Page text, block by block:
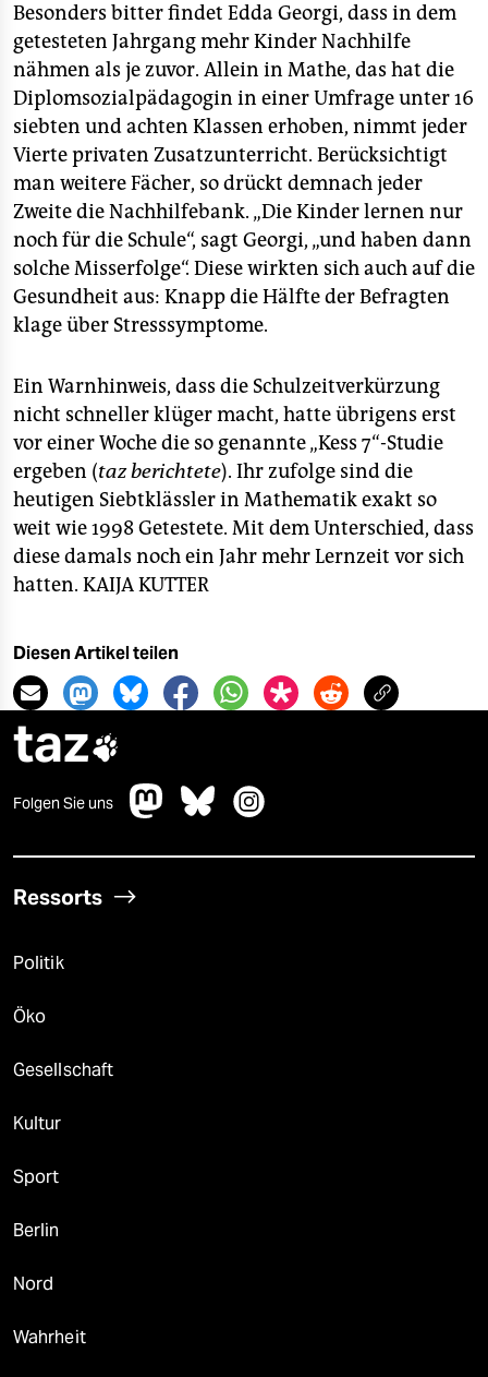
Besonders bitter findet Edda Georgi, dass in dem
getesteten Jahrgang mehr Kinder Nachhilfe
nähmen als je zuvor. Allein in Mathe, das hat die
Diplomsozialpädagogin in einer Umfrage unter 16
siebten und achten Klassen erhoben, nimmt jeder
Vierte privaten Zusatzunterricht. Berücksichtigt
man weitere Fächer, so drückt demnach jeder
Zweite die Nachhilfebank. „Die Kinder lernen nur
noch für die Schule“, sagt Georgi, „und haben dann
solche Misserfolge“. Diese wirkten sich auch auf die
Gesundheit aus: Knapp die Hälfte der Befragten
klage über Stresssymptome.
Ein Warnhinweis, dass die Schulzeitverkürzung
nicht schneller klüger macht, hatte übrigens erst
vor einer Woche die so genannte „Kess 7“-Studie
ergeben (taz berichtete). Ihr zufolge sind die
heutigen Siebtklässler in Mathematik exakt so
weit wie 1998 Getestete. Mit dem Unterschied, dass
diese damals noch ein Jahr mehr Lernzeit vor sich
hatten. KAIJA KUTTER
Diesen Artikel teilen
taz
Folgen Sie uns
Ressorts
Politik
Öko
Gesellschaft
Kultur
Sport
Berlin
Nord
Wahrheit